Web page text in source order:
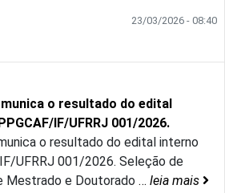
23/03/2026 - 08:40
o resultado do edital
IF/UFRRJ 001/2026.
o resultado do edital interno
UFRRJ 001/2026. Seleção de
Mestrado e Doutorado … leia mais